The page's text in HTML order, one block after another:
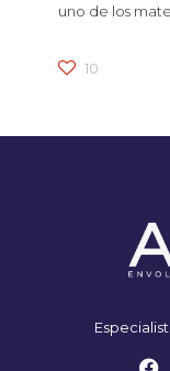
uno de los
10